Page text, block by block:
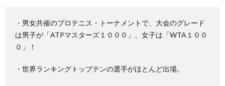
・男女共催のプロテニス・トーナメントで、大会のグレード
は男子が「ATPマスターズ１０００」、女子は「WTA１００
０」！
・世界ランキングトップテンの選手がほとんど出場。